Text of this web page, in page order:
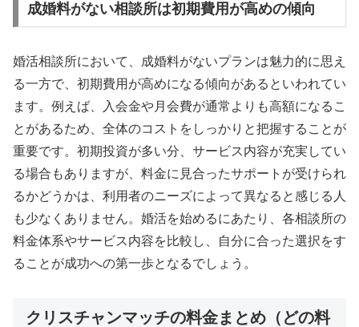
成婚料がない相談所は初期費用が高めの傾向
婚活相談所において、成婚料がないプランは魅力的に思え
る一方で、初期費用が高めになる傾向があるといわれてい
ます。例えば、入会金や月会費が通常よりも高額になるこ
とがあるため、全体のコストをしっかりと把握することが
重要です。初期投資が多い分、サービス内容が充実してい
る場合もありますが、料金に見合ったサポートが受けられ
るかどうかは、利用者のニーズによって異なると感じる人
も少なくありません。婚活を始めるにあたり、各相談所の
料金体系やサービス内容を比較し、自分に合った選択をす
ることが成功への第一歩となるでしょう。
クリスチャンマッチの料金まとめ（どの料